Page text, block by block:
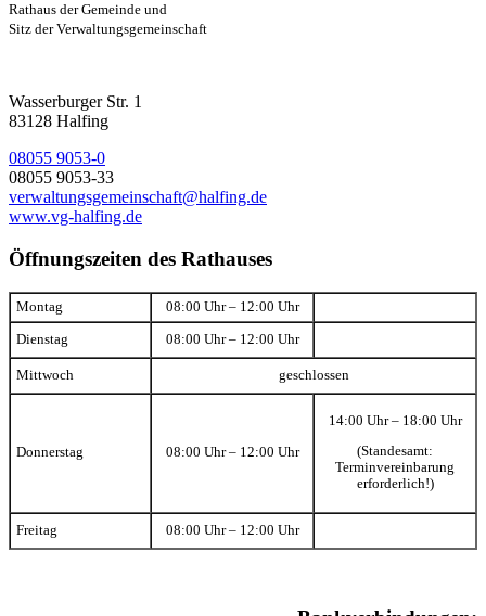
Rathaus der Gemeinde und
Sitz der Verwaltungsgemeinschaft
Wasserburger Str. 1
83128 Halfing
08055 9053-0
08055 9053-33
verwaltungsgemeinschaft@halfing.de
www.vg-halfing.de
Öffnungszeiten des Rathauses
Montag 08:00 Uhr – 12:00 Uhr
Dienstag 08:00 Uhr – 12:00 Uhr
Mittwoch geschlossen
Donnerstag 08:00 Uhr – 12:00 Uhr
14:00 Uhr – 18:00 Uhr
(Standesamt:
Terminvereinbarung
erforderlich!)
Freitag 08:00 Uhr – 12:00 Uhr